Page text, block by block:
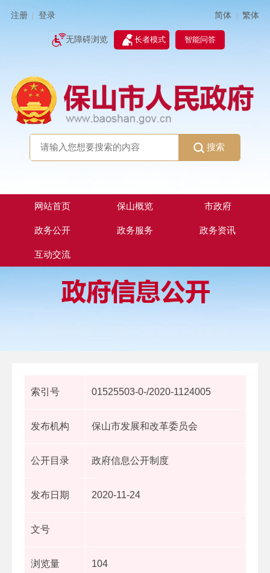
注册 登录 简体 | 繁体
无障碍浏览 长者模式 智能问答
搜索
网站首页 保山概览 市政府
政务公开 政务服务 政务资讯
互动交流
索引号 01525503-0-/2020-1124005
发布机构 保山市发展和改革委员会
公开目录 政府信息公开制度
发布日期 2020-11-24
文号
浏览量 104